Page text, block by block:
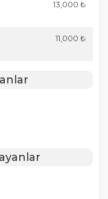
13,000 ₺
11,000 ₺